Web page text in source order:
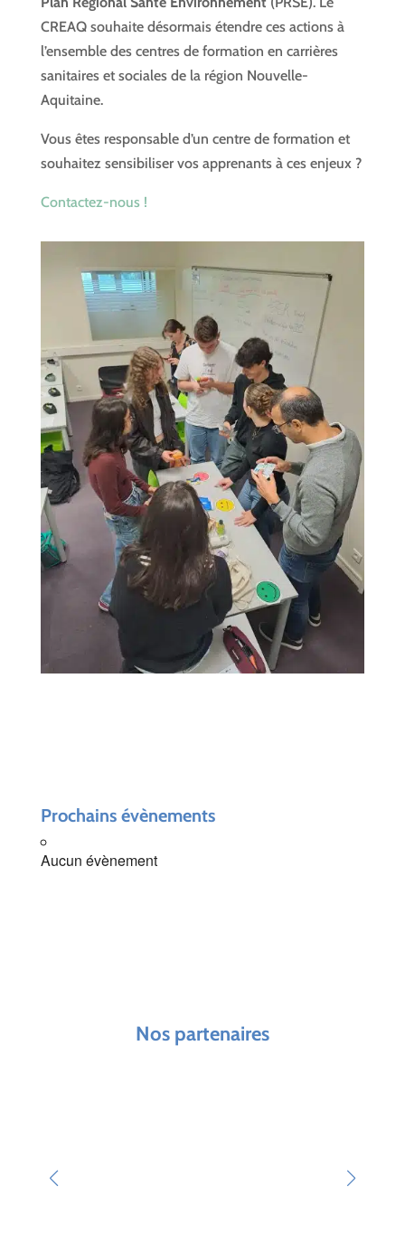
CREAQ souhaite désormais étendre ces actions à
l’ensemble des centres de formation en carrières
sanitaires et sociales de la région Nouvelle-
Aquitaine.
Vous êtes responsable d’un centre de formation et
souhaitez sensibiliser vos apprenants à ces enjeux ?
Contactez-nous !
Prochains évènements
Aucun évènement
Nos partenaires